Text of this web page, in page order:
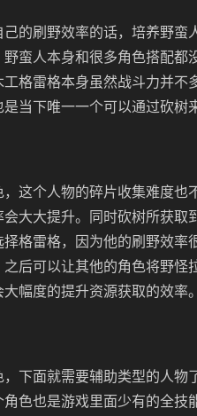
的刷野效率的话，培养野蛮
蛮人本身和很多角色搭配都
格雷格本身虽然战斗力并
当下唯一一个可以通过砍树
这个人物的碎片收集难度
大大提升。同时砍树所获
格雷格，因为他的刷野效率
后可以让其他的角色将野
幅度的提升资源获取的效率。
下面就需要辅助类型的人
色也是游戏里面少有的全技